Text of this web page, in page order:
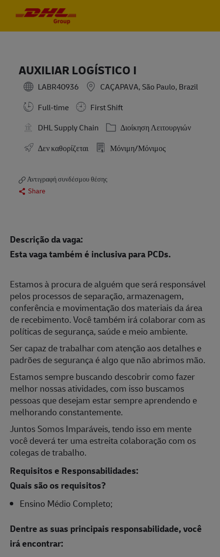
AUXILIAR LOGÍSTICO I
LABR40936
CAÇAPAVA, São Paulo, Brazil
Full-time
First Shift
DHL Supply Chain
Κατηγορία
Διοίκηση Λειτουργιών
Δεν καθορίζεται
Μόνιμη/Μόνιμος
Αντιγραφή συνδέσμου θέσης
Share
Descrição da vaga:
Esta vaga também é inclusiva para PCDs.
Estamos à procura de alguém que será responsável
pelos processos de separação, armazenagem,
conferência e movimentação dos materiais da área
de recebimento. Você também irá colaborar com as
políticas de segurança, saúde e meio ambiente.
Ser capaz de trabalhar com atenção aos detalhes e
padrões de segurança é algo que não abrimos mão.
Estamos sempre buscando descobrir como fazer
melhor nossas atividades, com isso buscamos
pessoas que desejam estar sempre aprendendo e
melhorando constantemente.
Juntos Somos Imparáveis, tendo isso em mente
você deverá ter uma estreita colaboração com os
colegas de trabalho.
Requisitos e Responsabilidades:
Quais são os requisitos?
Ensino Médio Completo;
Dentre as suas principais responsabilidade, você
irá encontrar: